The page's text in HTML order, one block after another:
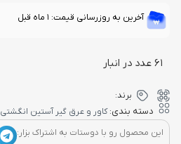
آخرین به روزرسانی قیمت: 1 ماه قبل
61 عدد در انبار
برند:
دسته بندی:کاور و عرق گیر آستین انگشتی
این محصول رو با دوستات به اشتراک بزار: